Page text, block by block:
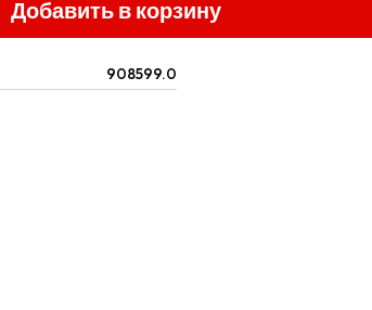
Добавить в корзину
908599.0